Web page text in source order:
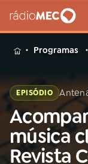
MENU
Buscar
na
Rádio
MEC
Programas
EPISÓDIO
música
Revista